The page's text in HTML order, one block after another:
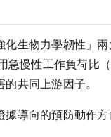
生物力學韌性」
慢性工作負荷比
共同上游因子。
導向的預防動作方